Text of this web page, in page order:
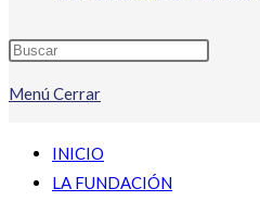
Menú Cerrar
INICIO
LA FUNDACIÓN